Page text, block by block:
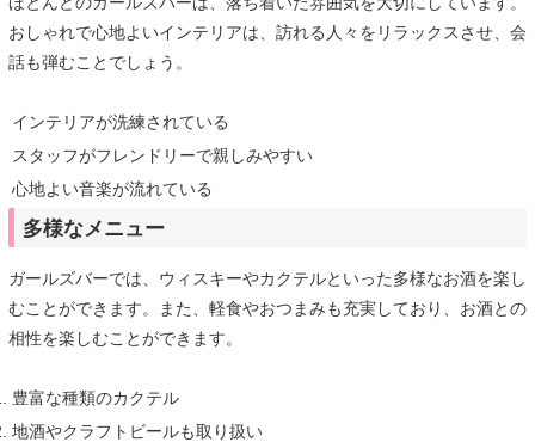
おしゃれで心地よいインテリアは、訪れる人々をリラックスさせ、会
話も弾むことでしょう。
インテリアが洗練されている
スタッフがフレンドリーで親しみやすい
心地よい音楽が流れている
多様なメニュー
ガールズバーでは、ウィスキーやカクテルといった多様なお酒を楽し
むことができます。また、軽食やおつまみも充実しており、お酒との
相性を楽しむことができます。
豊富な種類のカクテル
地酒やクラフトビールも取り扱い